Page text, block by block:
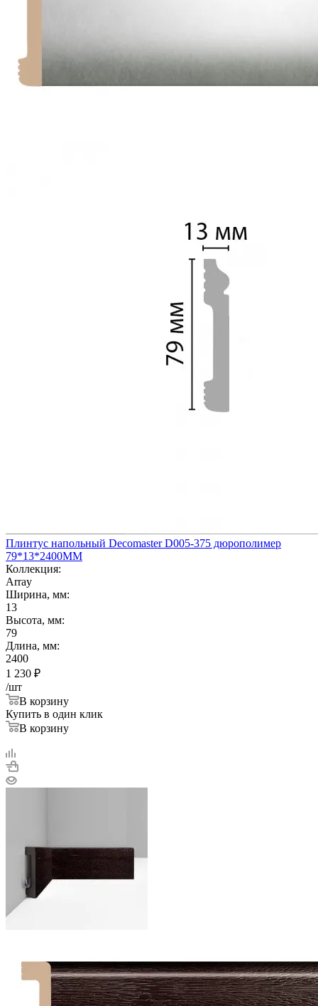
Плинтус напольный Decomaster D005-375 дюрополимер
79*13*2400ММ
Коллекция:
Array
Ширина, мм:
13
Высота, мм:
79
Длина, мм:
2400
1 230 ₽
/шт
В корзину
Купить в один клик
В корзину